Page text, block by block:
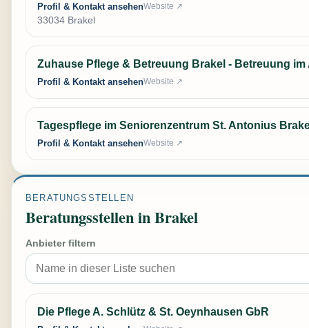
Profil & Kontakt ansehenWebsite ↗
33034 Brakel
Zuhause Pflege & Betreuung Brakel - Betreuung im
Profil & Kontakt ansehenWebsite ↗
Tagespflege im Seniorenzentrum St. Antonius
Profil & Kontakt ansehenWebsite ↗
BERATUNGSSTELLEN
Beratungsstellen in Brakel
Anbieter filtern
Die Pflege A. Schlütz & St. Oeynhausen GbR